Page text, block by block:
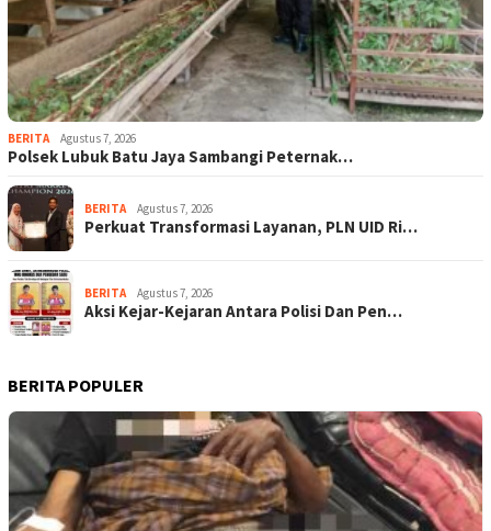
BERITA Agustus 7, 2026
Polsek Lubuk Batu Jaya Sambangi Peternak…
BERITA Agustus 7, 2026
Perkuat Transformasi Layanan, PLN UID Ri…
BERITA Agustus 7, 2026
Aksi Kejar-Kejaran Antara Polisi Dan Pen…
BERITA POPULER